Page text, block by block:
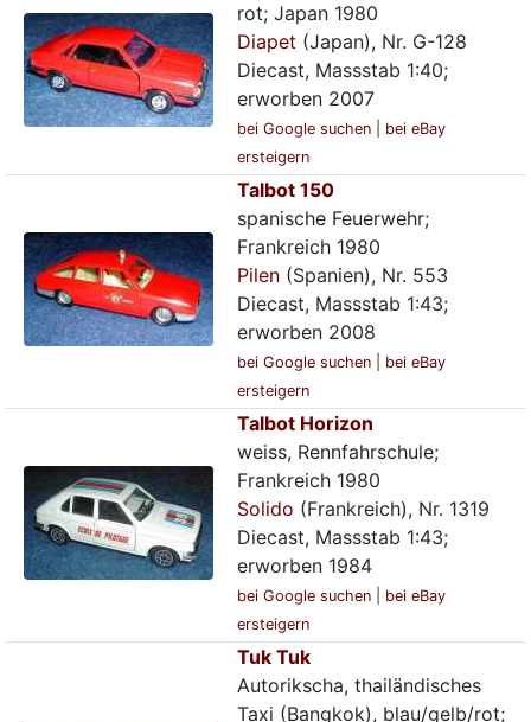
rot; Japan 1980
Diapet (Japan), Nr. G-128
Diecast, Massstab 1:40;
erworben 2007
bei Google suchen
bei eBay
ersteigern
Talbot 150
spanische Feuerwehr;
Frankreich 1980
Pilen (Spanien), Nr. 553
Diecast, Massstab 1:43;
erworben 2008
bei Google suchen
bei eBay
ersteigern
Talbot Horizon
weiss, Rennfahrschule;
Frankreich 1980
Solido (Frankreich), Nr. 1319
Diecast, Massstab 1:43;
erworben 1984
bei Google suchen
bei eBay
ersteigern
Tuk Tuk
Autorikscha, thailändisches
Taxi (Bangkok), blau/gelb/rot;